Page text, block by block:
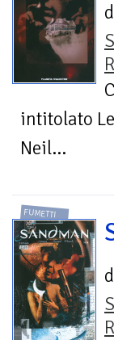
intitolato
Neil...
FUMETTI